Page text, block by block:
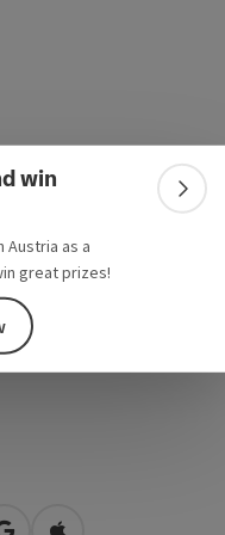
win
Austria as a
great prizes!